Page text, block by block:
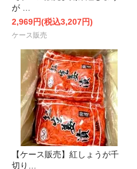
が …
2,969円(税込3,207円)
ケース販売
【ケース販売】紅しょうが千
切り…